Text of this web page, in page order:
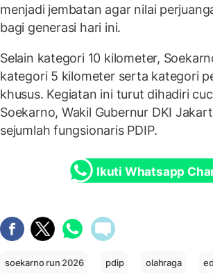
menjadi jembatan agar nilai
bagi generasi hari ini.
Selain kategori 10 kilometer,
kategori 5 kilometer serta kategori
khusus. Kegiatan ini turut dihadiri
Soekarno, Wakil Gubernur DKI
sejumlah fungsionaris PDIP.
Ikuti Whatsapp
soekarno run 2026 pdip olahraga